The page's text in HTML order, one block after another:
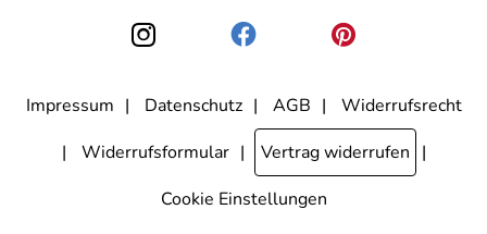
den Link "Abmelden" am Ende des Newsletters anklicke. Die
Datenschutzerklärung
habe ich zur Kenntnis genommen.
Impressum Datenschutz AGB
Widerrufsrecht
Widerrufsformular
Vertrag widerrufen
Cookie Einstellungen